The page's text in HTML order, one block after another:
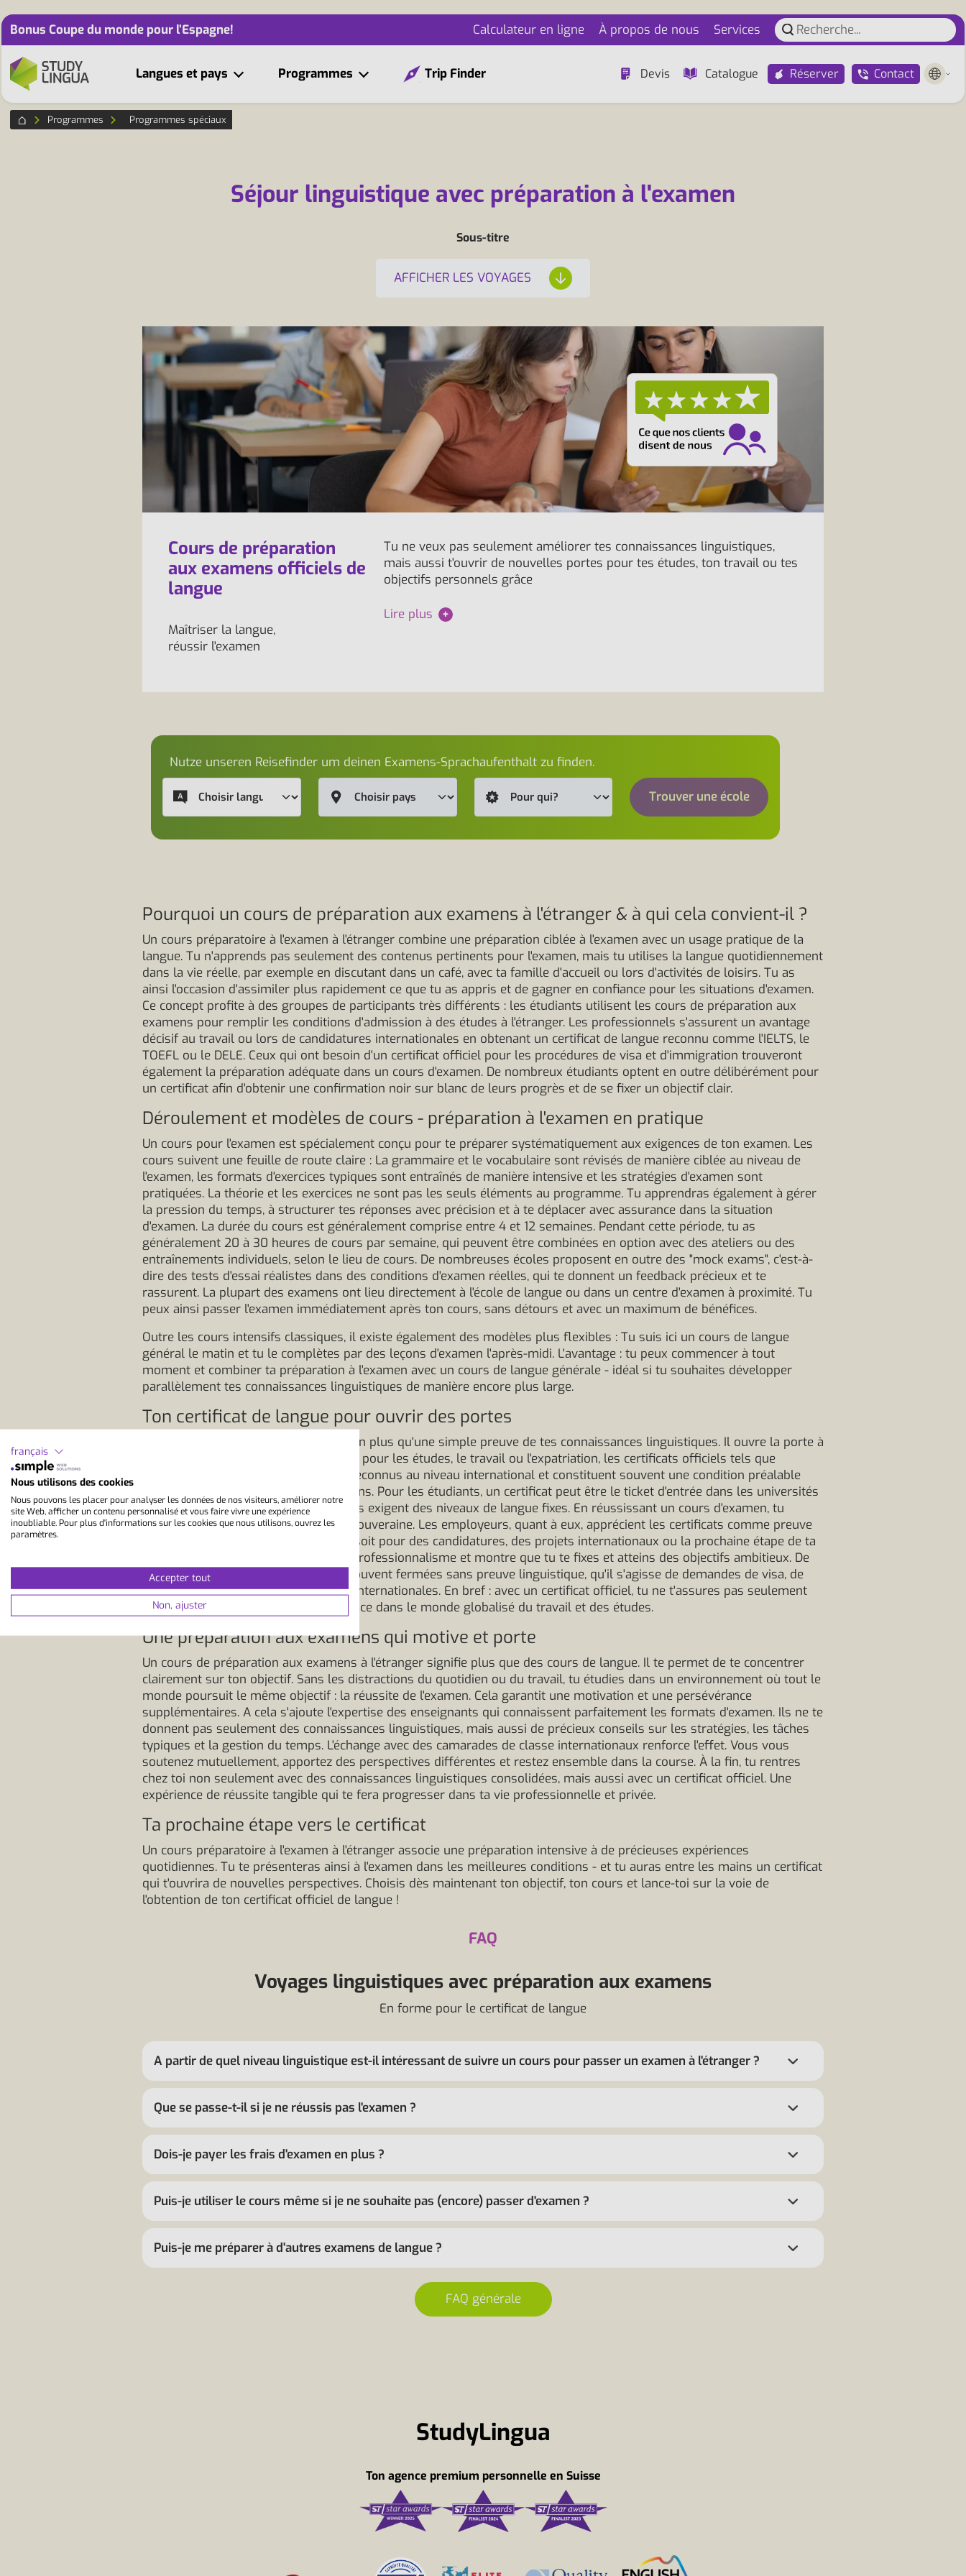
Bonus Coupe du monde pour l’Espagne! Calculateur en ligne À propos de nous Services
Langues et pays Programmes Trip Finder Devis Catalogue Réserver Contact
Programmes Programmes spéciaux
Séjour linguistique avec préparation à l'examen
Sous-titre
AFFICHER LES VOYAGES
Cours de préparation
aux examens officiels de
langue
Maîtriser la langue,
réussir l'examen
Tu ne veux pas seulement améliorer tes connaissances linguistiques,
mais aussi t'ouvrir de nouvelles portes pour tes études, ton travail ou tes
objectifs personnels grâce
Lire plus +
Nutze unseren Reisefinder um deinen Examens-Sprachaufenthalt zu finden.
Trouver une école
Pourquoi un cours de préparation aux examens à l'étranger & à qui cela convient-il ?
Un cours préparatoire à l'examen à l'étranger combine une préparation ciblée à l'examen avec un usage pratique de la
langue. Tu n'apprends pas seulement des contenus pertinents pour l'examen, mais tu utilises la langue quotidiennement
dans la vie réelle, par exemple en discutant dans un café, avec ta famille d'accueil ou lors d'activités de loisirs. Tu as
ainsi l'occasion d'assimiler plus rapidement ce que tu as appris et de gagner en confiance pour les situations d'examen.
Ce concept profite à des groupes de participants très différents : les étudiants utilisent les cours de préparation aux
examens pour remplir les conditions d'admission à des études à l'étranger. Les professionnels s'assurent un avantage
décisif au travail ou lors de candidatures internationales en obtenant un certificat de langue reconnu comme l'IELTS, le
TOEFL ou le DELE. Ceux qui ont besoin d'un certificat officiel pour les procédures de visa et d'immigration trouveront
également la préparation adéquate dans un cours d'examen. De nombreux étudiants optent en outre délibérément pour
un certificat afin d'obtenir une confirmation noir sur blanc de leurs progrès et de se fixer un objectif clair.
Déroulement et modèles de cours - préparation à l'examen en pratique
Un cours pour l'examen est spécialement conçu pour te préparer systématiquement aux exigences de ton examen. Les
cours suivent une feuille de route claire : La grammaire et le vocabulaire sont révisés de manière ciblée au niveau de
l'examen, les formats d'exercices typiques sont entraînés de manière intensive et les stratégies d'examen sont
pratiquées. La théorie et les exercices ne sont pas les seuls éléments au programme. Tu apprendras également à gérer
la pression du temps, à structurer tes réponses avec précision et à te déplacer avec assurance dans la situation
d'examen. La durée du cours est généralement comprise entre 4 et 12 semaines. Pendant cette période, tu as
généralement 20 à 30 heures de cours par semaine, qui peuvent être combinées en option avec des ateliers ou des
entraînements individuels, selon le lieu de cours. De nombreuses écoles proposent en outre des "mock exams", c'est-à-
dire des tests d'essai réalistes dans des conditions d'examen réelles, qui te donnent un feedback précieux et te
rassurent. La plupart des examens ont lieu directement à l'école de langue ou dans un centre d'examen à proximité. Tu
peux ainsi passer l'examen immédiatement après ton cours, sans détours et avec un maximum de bénéfices.
Outre les cours intensifs classiques, il existe également des modèles plus flexibles : Tu suis ici un cours de langue
général le matin et tu le complètes par des leçons d'examen l'après-midi. L'avantage : tu peux commencer à tout
moment et combiner ta préparation à l'examen avec un cours de langue générale - idéal si tu souhaites développer
parallèlement tes connaissances linguistiques de manière encore plus large.
Ton certificat de langue pour ouvrir des portes
Un certificat de langue reconnu est bien plus qu'une simple preuve de tes connaissances linguistiques. Il ouvre la porte à
de nouvelles opportunités. Que ce soit pour les études, le travail ou l'expatriation, les certificats officiels tels que
Cambrigde, DELE, CELI ou DELF sont reconnus au niveau international et constituent souvent une condition préalable
pour les candidatures ou les admissions. Pour les étudiants, un certificat peut être le ticket d'entrée dans les universités
à l'étranger. De nombreuses universités exigent des niveaux de langue fixes. En réussissant un cours d'examen, tu
réponds à ces exigences de manière souveraine. Les employeurs, quant à eux, apprécient les certificats comme preuve
objective de tes compétences, que ce soit pour des candidatures, des projets internationaux ou la prochaine étape de ta
carrière. Un certificat est un signe de professionnalisme et montre que tu te fixes et atteins des objectifs ambitieux. De
plus, il ouvre des portes qui restent souvent fermées sans preuve linguistique, qu'il s'agisse de demandes de visa, de
possibilités de travail ou de carrières internationales. En bref : avec un certificat officiel, tu ne t'assures pas seulement
une place en cours, mais aussi une place dans le monde globalisé du travail et des études.
Une préparation aux examens qui motive et porte
Un cours de préparation aux examens à l'étranger signifie plus que des cours de langue. Il te permet de te concentrer
clairement sur ton objectif. Sans les distractions du quotidien ou du travail, tu étudies dans un environnement où tout le
monde poursuit le même objectif : la réussite de l'examen. Cela garantit une motivation et une persévérance
supplémentaires. A cela s'ajoute l'expertise des enseignants qui connaissent parfaitement les formats d'examen. Ils ne te
donnent pas seulement des connaissances linguistiques, mais aussi de précieux conseils sur les stratégies, les tâches
typiques et la gestion du temps. L'échange avec des camarades de classe internationaux renforce l'effet. Vous vous
soutenez mutuellement, apportez des perspectives différentes et restez ensemble dans la course. À la fin, tu rentres
chez toi non seulement avec des connaissances linguistiques consolidées, mais aussi avec un certificat officiel. Une
expérience de réussite tangible qui te fera progresser dans ta vie professionnelle et privée.
Ta prochaine étape vers le certificat
Un cours préparatoire à l'examen à l'étranger associe une préparation intensive à de précieuses expériences
quotidiennes. Tu te présenteras ainsi à l'examen dans les meilleures conditions - et tu auras entre les mains un certificat
qui t'ouvrira de nouvelles perspectives. Choisis dès maintenant ton objectif, ton cours et lance-toi sur la voie de
l'obtention de ton certificat officiel de langue !
FAQ
Voyages linguistiques avec préparation aux examens
En forme pour le certificat de langue
A partir de quel niveau linguistique est-il intéressant de suivre un cours pour passer un examen à l'étranger ?
Que se passe-t-il si je ne réussis pas l'examen ?
Dois-je payer les frais d'examen en plus ?
Puis-je utiliser le cours même si je ne souhaite pas (encore) passer d'examen ?
Puis-je me préparer à d'autres examens de langue ?
FAQ générale
StudyLingua
Ton agence premium personnelle en Suisse
français
Nous utilisons des cookies
Nous pouvons les placer pour analyser les données de nos visiteurs, améliorer notre
site Web, afficher un contenu personnalisé et vous faire vivre une expérience
inoubliable. Pour plus d'informations sur les cookies que nous utilisons, ouvrez les
paramètres.
Accepter tout
Non, ajuster